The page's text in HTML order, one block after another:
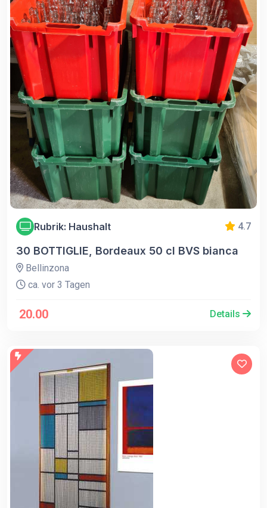
Rubrik: Haushalt 4.7
30 BOTTIGLIE, Bordeaux 50 cl BVS bianca
Bellinzona
ca. vor 3 Tagen
20.00 Details